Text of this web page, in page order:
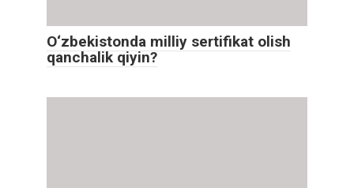
O‘zbekistonda milliy sertifikat olish
qanchalik qiyin?